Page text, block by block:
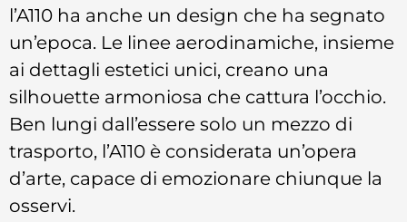
l’A110 ha anche un design che ha segnato
un’epoca. Le linee aerodinamiche, insieme
ai dettagli estetici unici, creano una
silhouette armoniosa che cattura l’occhio.
Ben lungi dall’essere solo un mezzo di
trasporto, l’A110 è considerata un’opera
d’arte, capace di emozionare chiunque la
osservi.